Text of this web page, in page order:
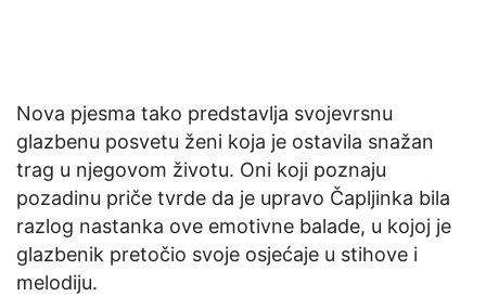
Nova pjesma tako predstavlja svojevrsnu
glazbenu posvetu ženi koja je ostavila snažan
trag u njegovom životu. Oni koji poznaju
pozadinu priče tvrde da je upravo Čapljinka bila
razlog nastanka ove emotivne balade, u kojoj je
glazbenik pretočio svoje osjećaje u stihove i
melodiju.